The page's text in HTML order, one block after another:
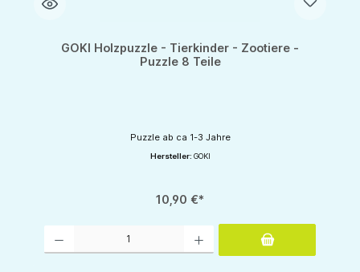
GOKI Holzpuzzle - Tierkinder - Zootiere -
Puzzle 8 Teile
Puzzle ab ca 1-3 Jahre
Hersteller: GOKI
10,90 €*